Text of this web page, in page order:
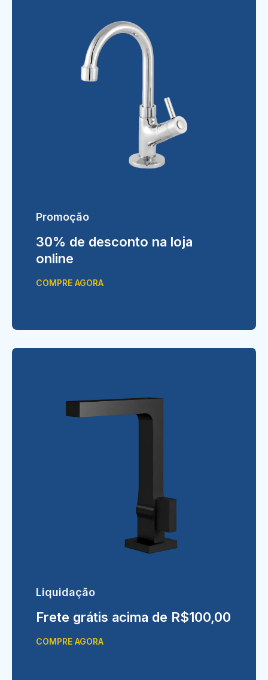
Promoção
30% de desconto na loja
online
COMPRE AGORA
Liquidação
Frete grátis acima de R$100,00
COMPRE AGORA